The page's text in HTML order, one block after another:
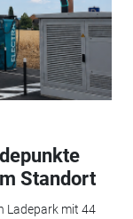
Standort
Ladepark mit 44